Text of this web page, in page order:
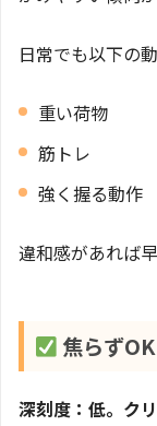
日常でも以下の
重い荷物
筋トレ
強く握る動作
違和感があれば
焦らず
深刻度：低。ク